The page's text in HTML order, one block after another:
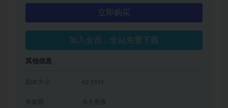
立即购买
加入会员，全站免费下载
其他信息
剧本大小 62.95M
有效期 永久有效